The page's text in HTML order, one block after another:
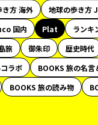
き方 海外
地球の歩き方 J
国内 Plat
ランキ
旅 御朱印 歴史時代
ラボ
BOOKS 旅の名言
BOOKS 旅の読み物